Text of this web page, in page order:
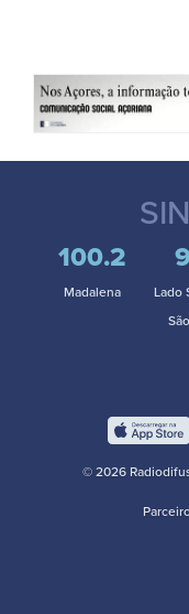
100.2
Madalena
Lado
© 2026